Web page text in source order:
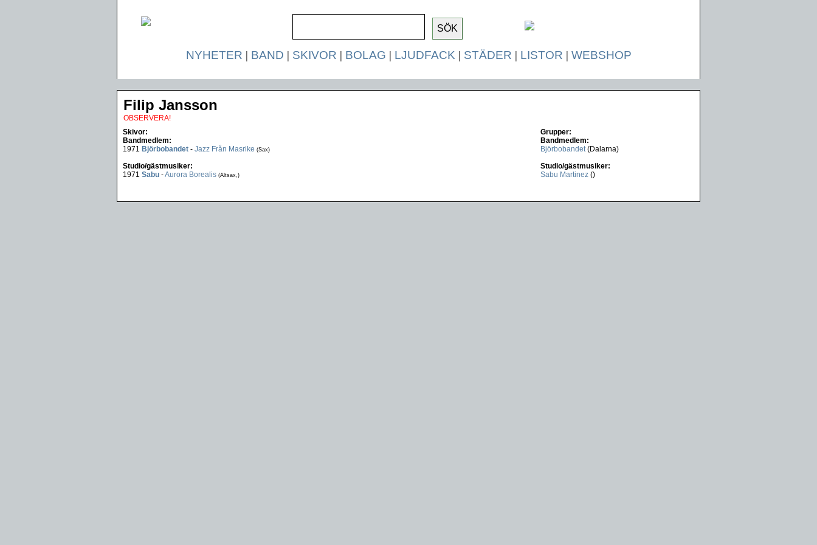
NYHETER | BAND | SKIVOR | BOLAG | LJUDFACK | STÄDER | LISTOR | WEBSHOP
Filip Jansson
OBSERVERA!
Skivor:
Bandmedlem:
1971 Björbobandet - Jazz Från Masrike (Sax)
Studio/gästmusiker:
1971 Sabu -Aurora Borealis (Altsax,)
Grupper:
Bandmedlem:
Björbobandet(Dalarna)
Studio/gästmusiker:
Sabu Martinez ()